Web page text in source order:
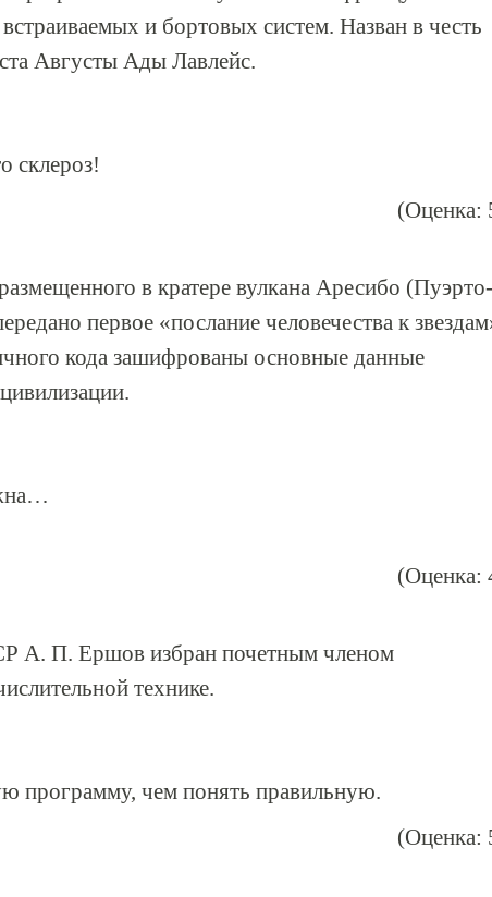
и бортовых систем. Назван в честь
Августы Ады Лавлейс.
склероз!
(Оценка:
в кратере вулкана Аресибо (Пуэрто-
первое «послание человечества к
кода зашифрованы основные данные
(Оценка:
А. П. Ершов избран почетным членом
технике.
программу, чем понять правильную.
(Оценка: